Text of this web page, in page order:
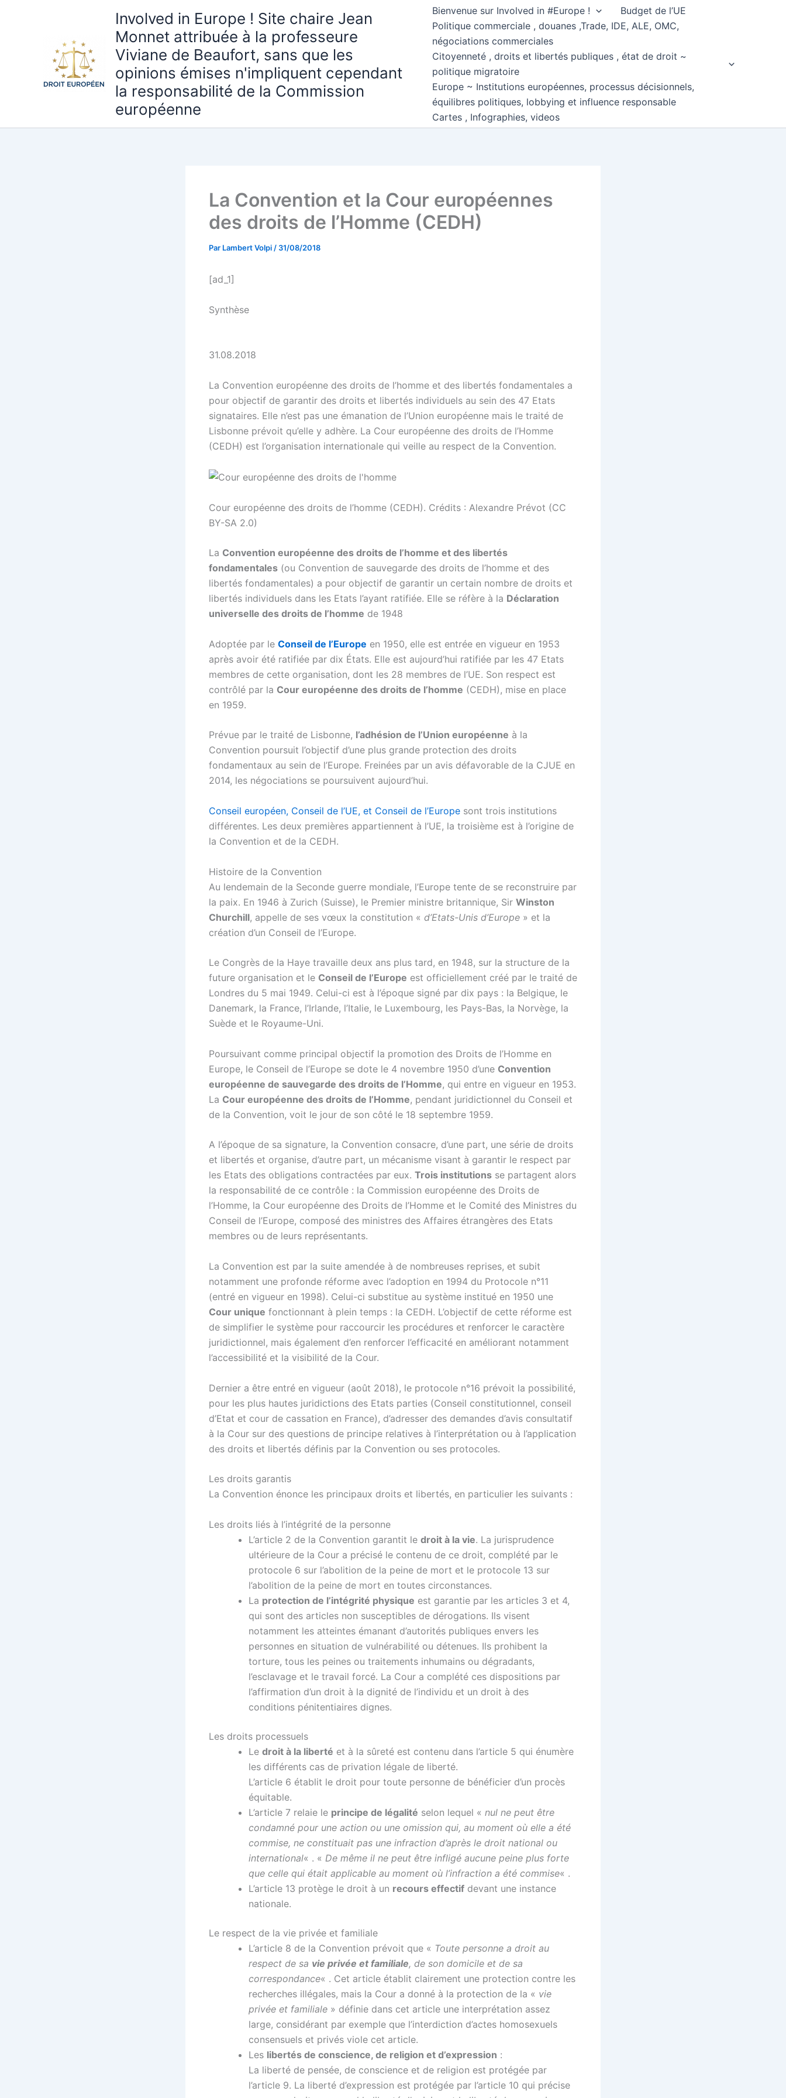
Involved in Europe ! Site chaire Jean
Monnet attribuée à la professeure
Viviane de Beaufort, sans que les
opinions émises n'impliquent cependant
la responsabilité de la Commission
européenne
Bienvenue sur Involved in #Europe !
Budget de l’UE
Politique commerciale , douanes ,Trade, IDE, ALE, OMC,
négociations commerciales
Citoyenneté , droits et libertés publiques , état de droit ~
politique migratoire
Europe ~ Institutions européennes, processus décisionnels,
équilibres politiques, lobbying et influence responsable
Cartes , Infographies, videos
La Convention et la Cour européennes
des droits de l’Homme (CEDH)
Par Lambert Volpi / 31/08/2018
[ad_1]
Synthèse
31.08.2018
La Convention européenne des droits de l’homme et des libertés fondamentales a
pour objectif de garantir des droits et libertés individuels au sein des 47 Etats
signataires. Elle n’est pas une émanation de l’Union européenne mais le traité de
Lisbonne prévoit qu’elle y adhère. La Cour européenne des droits de l’Homme
(CEDH) est l’organisation internationale qui veille au respect de la Convention.
Cour européenne des droits de l’homme (CEDH). Crédits : Alexandre Prévot (CC
BY-SA 2.0)
La Convention européenne des droits de l’homme et des libertés
fondamentales (ou Convention de sauvegarde des droits de l’homme et des
libertés fondamentales) a pour objectif de garantir un certain nombre de droits et
libertés individuels dans les Etats l’ayant ratifiée. Elle se réfère à la Déclaration
universelle des droits de l’homme de 1948
Adoptée par le Conseil de l’Europe en 1950, elle est entrée en vigueur en 1953
après avoir été ratifiée par dix États. Elle est aujourd’hui ratifiée par les 47 Etats
membres de cette organisation, dont les 28 membres de l’UE. Son respect est
contrôlé par la Cour européenne des droits de l’homme (CEDH), mise en place
en 1959.
Prévue par le traité de Lisbonne, l’adhésion de l’Union européenne à la
Convention poursuit l’objectif d’une plus grande protection des droits
fondamentaux au sein de l’Europe. Freinées par un avis défavorable de la CJUE en
2014, les négociations se poursuivent aujourd’hui.
Conseil européen, Conseil de l’UE, et Conseil de l’Europe sont trois institutions
différentes. Les deux premières appartiennent à l’UE, la troisième est à l’origine de
la Convention et de la CEDH.
Histoire de la Convention
Au lendemain de la Seconde guerre mondiale, l’Europe tente de se reconstruire par
la paix. En 1946 à Zurich (Suisse), le Premier ministre britannique, Sir Winston
Churchill, appelle de ses vœux la constitution « d’Etats-Unis d’Europe » et la
création d’un Conseil de l’Europe.
Le Congrès de la Haye travaille deux ans plus tard, en 1948, sur la structure de la
future organisation et le Conseil de l’Europe est officiellement créé par le traité de
Londres du 5 mai 1949. Celui-ci est à l’époque signé par dix pays : la Belgique, le
Danemark, la France, l’Irlande, l’Italie, le Luxembourg, les Pays-Bas, la Norvège, la
Suède et le Royaume-Uni.
Poursuivant comme principal objectif la promotion des Droits de l’Homme en
Europe, le Conseil de l’Europe se dote le 4 novembre 1950 d’une Convention
européenne de sauvegarde des droits de l’Homme, qui entre en vigueur en 1953.
La Cour européenne des droits de l’Homme, pendant juridictionnel du Conseil et
de la Convention, voit le jour de son côté le 18 septembre 1959.
A l’époque de sa signature, la Convention consacre, d’une part, une série de droits
et libertés et organise, d’autre part, un mécanisme visant à garantir le respect par
les Etats des obligations contractées par eux. Trois institutions se partagent alors
la responsabilité de ce contrôle : la Commission européenne des Droits de
l’Homme, la Cour européenne des Droits de l’Homme et le Comité des Ministres du
Conseil de l’Europe, composé des ministres des Affaires étrangères des Etats
membres ou de leurs représentants.
La Convention est par la suite amendée à de nombreuses reprises, et subit
notamment une profonde réforme avec l’adoption en 1994 du Protocole n°11
(entré en vigueur en 1998). Celui-ci substitue au système institué en 1950 une
Cour unique fonctionnant à plein temps : la CEDH. L’objectif de cette réforme est
de simplifier le système pour raccourcir les procédures et renforcer le caractère
juridictionnel, mais également d’en renforcer l’efficacité en améliorant notamment
l’accessibilité et la visibilité de la Cour.
Dernier a être entré en vigueur (août 2018), le protocole n°16 prévoit la possibilité,
pour les plus hautes juridictions des Etats parties (Conseil constitutionnel, conseil
d’Etat et cour de cassation en France), d’adresser des demandes d’avis consultatif
à la Cour sur des questions de principe relatives à l’interprétation ou à l’application
des droits et libertés définis par la Convention ou ses protocoles.
Les droits garantis
La Convention énonce les principaux droits et libertés, en particulier les suivants :
Les droits liés à l’intégrité de la personne
L’article 2 de la Convention garantit le droit à la vie. La jurisprudence
ultérieure de la Cour a précisé le contenu de ce droit, complété par le
protocole 6 sur l’abolition de la peine de mort et le protocole 13 sur
l’abolition de la peine de mort en toutes circonstances.
La protection de l’intégrité physique est garantie par les articles 3 et 4,
qui sont des articles non susceptibles de dérogations. Ils visent
notamment les atteintes émanant d’autorités publiques envers les
personnes en situation de vulnérabilité ou détenues. Ils prohibent la
torture, tous les peines ou traitements inhumains ou dégradants,
l’esclavage et le travail forcé. La Cour a complété ces dispositions par
l’affirmation d’un droit à la dignité de l’individu et un droit à des
conditions pénitentiaires dignes.
Les droits processuels
Le droit à la liberté et à la sûreté est contenu dans l’article 5 qui énumère
les différents cas de privation légale de liberté.
L’article 6 établit le droit pour toute personne de bénéficier d’un procès
équitable.
L’article 7 relaie le principe de légalité selon lequel « nul ne peut être
condamné pour une action ou une omission qui, au moment où elle a été
commise, ne constituait pas une infraction d’après le droit national ou
international« . « De même il ne peut être infligé aucune peine plus forte
que celle qui était applicable au moment où l’infraction a été commise« .
L’article 13 protège le droit à un recours effectif devant une instance
nationale.
Le respect de la vie privée et familiale
L’article 8 de la Convention prévoit que « Toute personne a droit au
respect de sa vie privée et familiale, de son domicile et de sa
correspondance« . Cet article établit clairement une protection contre les
recherches illégales, mais la Cour a donné à la protection de la « vie
privée et familiale » définie dans cet article une interprétation assez
large, considérant par exemple que l’interdiction d’actes homosexuels
consensuels et privés viole cet article.
Les libertés de conscience, de religion et d’expression :
La liberté de pensée, de conscience et de religion est protégée par
l’article 9. La liberté d’expression est protégée par l’article 10 qui précise